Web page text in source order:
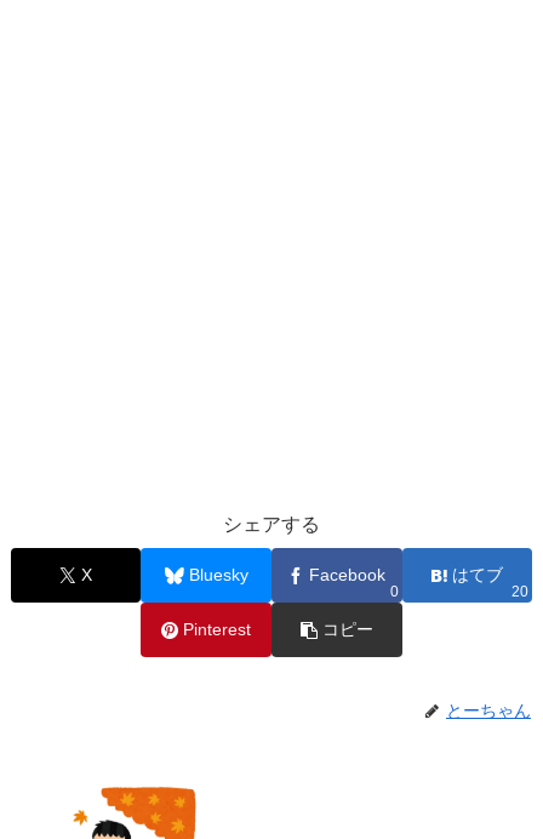
シェアする
X Bluesky Facebook
0
はてブ
20
Pinterest コピー
とーちゃん